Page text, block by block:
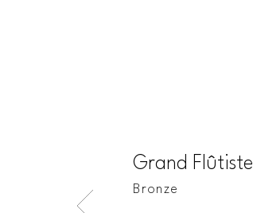
Grand Flûtiste
Bronze